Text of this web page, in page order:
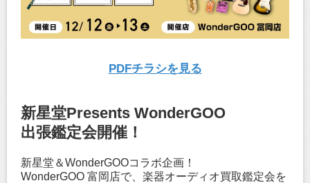
PDFチラシを見る
新星堂Presents WonderGOO
出張鑑定会開催！
新星堂＆WonderGOOコラボ企画！
WonderGOO 富岡店で、楽器オーディオ買取鑑定会を